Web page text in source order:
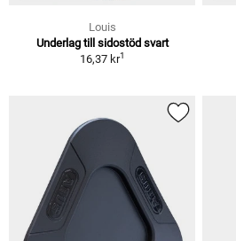
Louis
Underlag till sidostöd svart
16,37 kr1